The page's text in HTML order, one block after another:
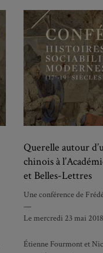
Querelle autour
chinois à
et Belles-Lettres
Une conférence de
—
Le mercredi 23 mai
Étienne Fourmont et